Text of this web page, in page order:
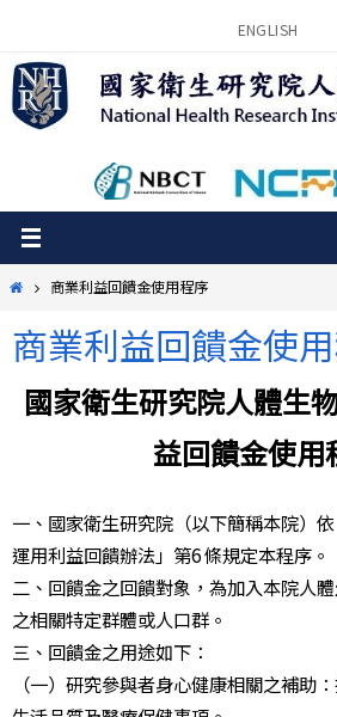
content
ENGLISH
Home商業利益回饋金使用程序
商業利益回饋金使
國家衛生研究院人體生
益回饋金使用
一、國家衛生研究院（以下簡稱本院）
運用利益回饋辦法」第6 條規定本程序。
二、回饋金之回饋對象，為加入本院人
之相關特定群體或人口群。
三、回饋金之用途如下：
（一）研究參與者身心健康相關之補助